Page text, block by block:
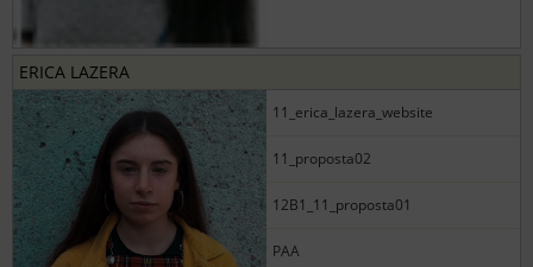
ERICA LAZERA
11_erica_lazera_website
11_proposta02
12B1_11_proposta01
PAA